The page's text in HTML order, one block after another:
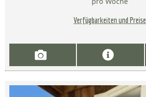
Verfügbarkeiten und Preise